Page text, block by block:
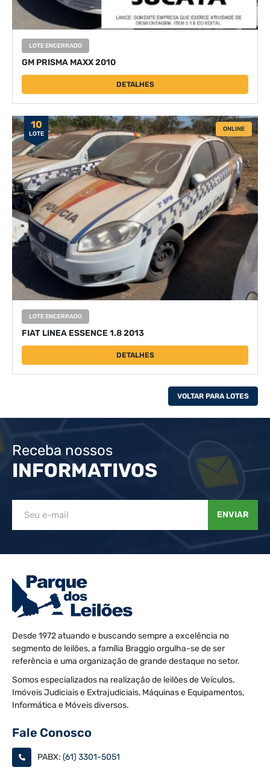
LOTE ENCERRADO
GM PRISMA MAXX 2010
DETALHES
10
LOTE
ONLINE
LOTE ENCERRADO
FIAT LINEA ESSENCE 1.8 2013
DETALHES
VOLTAR PARA LOTES
Receba nossos
INFORMATIVOS
ENVIAR
Desde 1972 atuando e buscando sempre a excelência no
segmento de leilões, a família Braggio orgulha-se de ser
referência e uma organização de grande destaque no setor.
Somos especializados na realização de leilões de Veículos,
Imóveis Judiciais e Extrajudiciais, Máquinas e Equipamentos,
Informática e Móveis diversos.
Fale Conosco
PABX: (61) 3301-5051